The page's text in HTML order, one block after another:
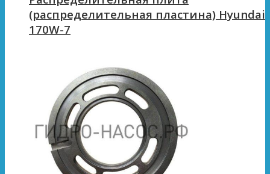
(распределительная пластина) Hyundai
170W-7